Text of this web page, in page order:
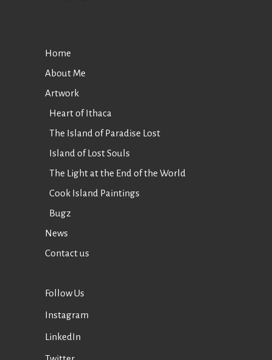
Home
About Me
Artwork
Heart of Ithaca
The Island of Paradise Lost
Island of Lost Souls
The Light at the End of the World
Cook Island Paintings
Bugz
News
Contact us
Follow Us
Instagram
LinkedIn